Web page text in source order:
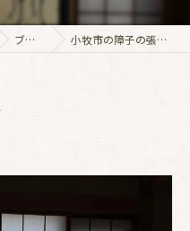
ブログ 小牧市の障子の張替え